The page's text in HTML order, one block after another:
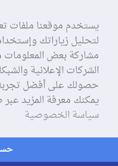
يستخدم موقعنا ملفات
لتحليل زياراتك
الشركات الإعلانية
حصولك على أفضل
يمكنك معرفة المزيد
سياسة الخصوصية